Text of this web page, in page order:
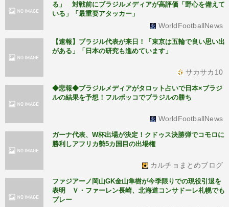
る」 対戦前にブラジルメディアが高評価「野心を備えて
いる」「最重要アタッカー」
WorldFootballNews
【速報】ブラジル代表が来日！「東京は五輪で良い思い出
がある」「日本の研究も進めています」
サカサカ10
◆悲報◆ブラジルメディアがタロット占いで日本×ブラジ
ルの結果を予想！フルボッコでブラジルの勝ち
WorldFootballNews
ガーナ代表、W杯出場が決定！クドゥス決勝弾でコモロに
勝利しアフリカ勢5カ国目の出場権
カルチョまとめブログ
ファジアーノ岡山GK金山隼樹が今季限りでの現役引退を
表明 Ｖ・ファーレン長崎、北海道コンサドーレ札幌でも
プレー